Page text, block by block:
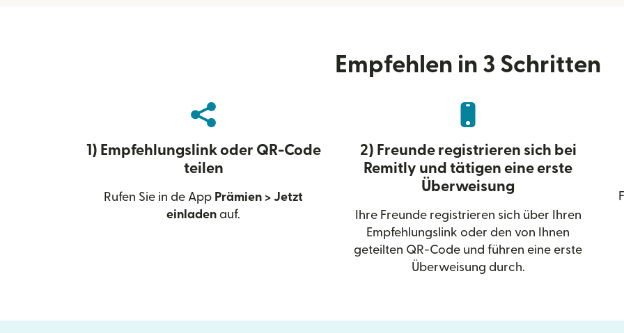
Empfehlen in 3 Schritten
1) Empfehlungslink oder QR-Code
teilen
Rufen Sie in de App Prämien > Jetzt
einladen auf.
2) Freunde registrieren sich bei
Remitly und tätigen eine erste
Überweisung
Ihre Freunde registrieren sich über Ihren
Empfehlungslink oder den von Ihnen
geteilten QR-Code und führen eine erste
Überweisung durch.